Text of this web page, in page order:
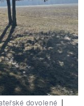
dovolené